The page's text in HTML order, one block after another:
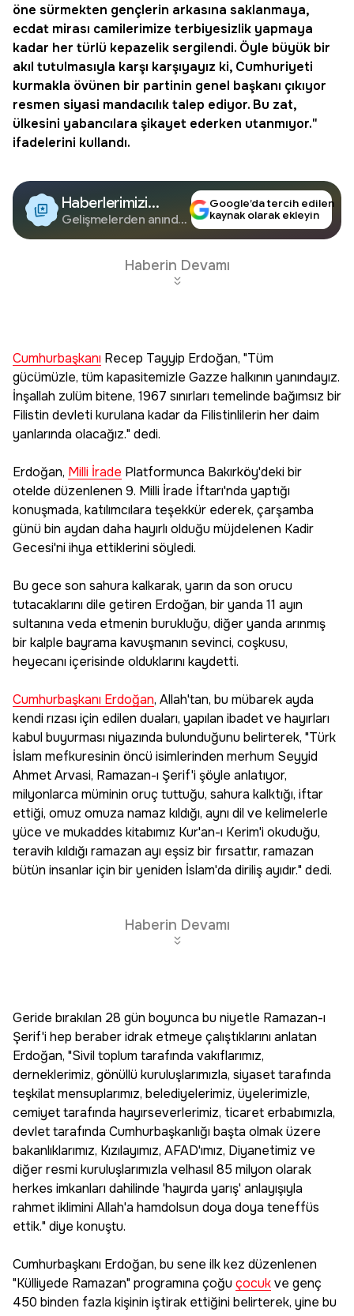
öne sürmekten gençlerin arkasına saklanmaya,
ecdat mirası camilerimize terbiyesizlik yapmaya
kadar her türlü kepazelik sergilendi. Öyle büyük bir
akıl tutulmasıyla karşı karşıyayız ki, Cumhuriyeti
kurmakla övünen bir partinin genel başkanı çıkıyor
resmen siyasi mandacılık talep ediyor. Bu zat,
ülkesini yabancılara şikayet ederken utanmıyor."
ifadelerini kullandı.
Haberlerimizi
Google'da Takip
Edin
Gelişmelerden anında
Google’da tercih edilen
kaynak olarak ekleyin
Haberin Devamı
Cumhurbaşkanı Recep Tayyip Erdoğan, "Tüm
gücümüzle, tüm kapasitemizle Gazze halkının yanındayız.
İnşallah zulüm bitene, 1967 sınırları temelinde bağımsız bir
Filistin devleti kurulana kadar da Filistinlilerin her daim
yanlarında olacağız." dedi.
Erdoğan, Milli İrade Platformunca Bakırköy'deki bir
otelde düzenlenen 9. Milli İrade İftarı'nda yaptığı
konuşmada, katılımcılara teşekkür ederek, çarşamba
günü bin aydan daha hayırlı olduğu müjdelenen Kadir
Gecesi'ni ihya ettiklerini söyledi.
Bu gece son sahura kalkarak, yarın da son orucu
tutacaklarını dile getiren Erdoğan, bir yanda 11 ayın
sultanına veda etmenin burukluğu, diğer yanda arınmış
bir kalple bayrama kavuşmanın sevinci, coşkusu,
heyecanı içerisinde olduklarını kaydetti.
Cumhurbaşkanı Erdoğan, Allah'tan, bu mübarek ayda
kendi rızası için edilen duaları, yapılan ibadet ve hayırları
kabul buyurması niyazında bulunduğunu belirterek, "Türk
İslam mefkuresinin öncü isimlerinden merhum Seyyid
Ahmet Arvasi, Ramazan-ı Şerif'i şöyle anlatıyor,
milyonlarca müminin oruç tuttuğu, sahura kalktığı, iftar
ettiği, omuz omuza namaz kıldığı, aynı dil ve kelimelerle
yüce ve mukaddes kitabımız Kur'an-ı Kerim'i okuduğu,
teravih kıldığı ramazan ayı eşsiz bir fırsattır, ramazan
bütün insanlar için bir yeniden İslam'da diriliş ayıdır." dedi.
Haberin Devamı
Geride bırakılan 28 gün boyunca bu niyetle Ramazan-ı
Şerif'i hep beraber idrak etmeye çalıştıklarını anlatan
Erdoğan, "Sivil toplum tarafında vakıflarımız,
derneklerimiz, gönüllü kuruluşlarımızla, siyaset tarafında
teşkilat mensuplarımız, belediyelerimiz, üyelerimizle,
cemiyet tarafında hayırseverlerimiz, ticaret erbabımızla,
devlet tarafında Cumhurbaşkanlığı başta olmak üzere
bakanlıklarımız, Kızılayımız, AFAD'ımız, Diyanetimiz ve
diğer resmi kuruluşlarımızla velhasıl 85 milyon olarak
herkes imkanları dahilinde 'hayırda yarış' anlayışıyla
rahmet iklimini Allah'a hamdolsun doya doya teneffüs
ettik." diye konuştu.
Cumhurbaşkanı Erdoğan, bu sene ilk kez düzenlenen
"Külliyede Ramazan" programına çoğu çocukve genç
450 binden fazla kişinin iştirak ettiğini belirterek, yine bu